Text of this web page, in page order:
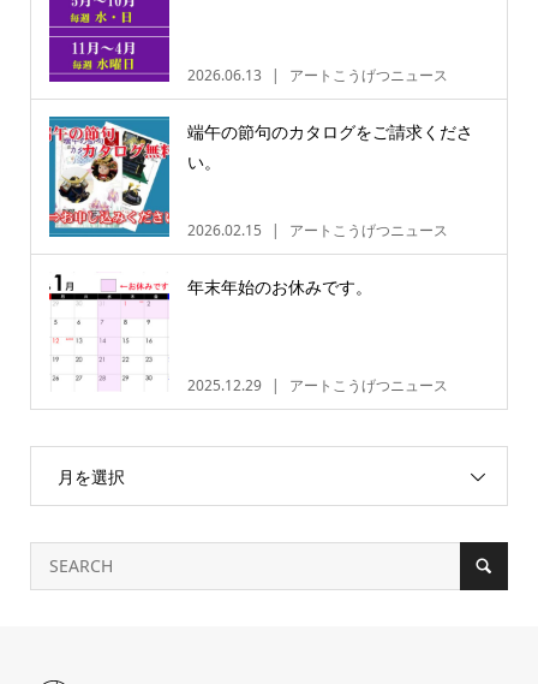
2026.06.13 アートこうげつニュース
端午の節句のカタログをご請求くださ
い。
2026.02.15 アートこうげつニュース
年末年始のお休みです。
2025.12.29 アートこうげつニュース
月を選択